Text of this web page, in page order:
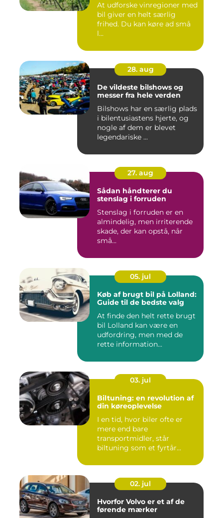
At udforske vinregioner med
bil giver en helt særlig
frihed. Du kan køre ad små
l...
28. aug
De vildeste bilshows og
messer fra hele verden
Bilshows har en særlig plads
i bilentusiastens hjerte, og
nogle af dem er blevet
legendariske ...
27. aug
Sådan håndterer du
stenslag i forruden
Stenslag i forruden er en
almindelig, men irriterende
skade, der kan opstå, når
små...
05. jul
Køb af brugt bil på Lolland:
Guide til de bedste valg
At finde den helt rette brugt
bil Lolland kan være en
udfordring, men med de
rette information...
03. jul
Biltuning: en revolution af
din køreoplevelse
I en tid, hvor biler ofte er
mere end bare
transportmidler, står
biltuning som et fyrtår...
02. jul
Hvorfor Volvo er et af de
førende mærker